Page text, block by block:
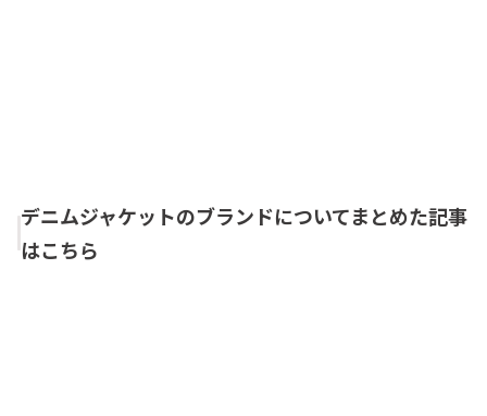
デニムジャケットのブランドについてまとめた記事
はこちら